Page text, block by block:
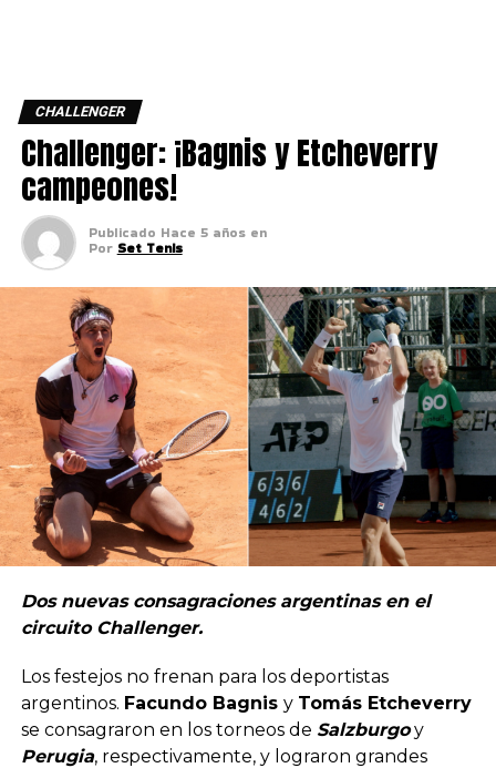
CHALLENGER
Challenger: ¡Bagnis y Etcheverry
campeones!
Publicado Hace 5 años en
Por Set Tenis
Dos nuevas consagraciones argentinas en el
circuito Challenger.
Los festejos no frenan para los deportistas
argentinos. Facundo Bagnis y Tomás Etcheverry
se consagraron en los torneos de Salzburgoy
Perugia, respectivamente, y lograron grandes